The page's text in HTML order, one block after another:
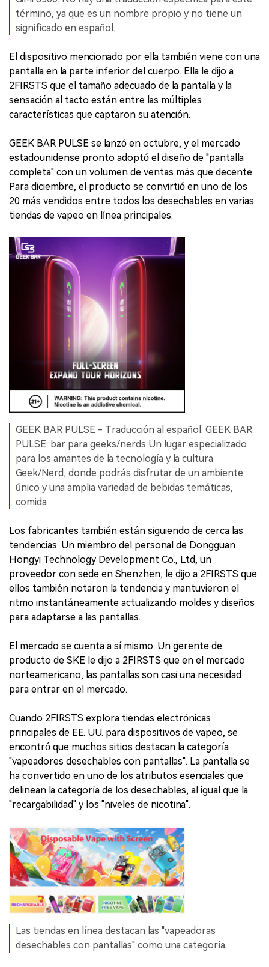
término, ya que es un nombre propio y no tiene un
significado en español.
El dispositivo mencionado por ella también viene con una
pantalla en la parte inferior del cuerpo. Ella le dijo a
2FIRSTS que el tamaño adecuado de la pantalla y la
sensación al tacto están entre las múltiples
características que captaron su atención.
GEEK BAR PULSE se lanzó en octubre, y el mercado
estadounidense pronto adoptó el diseño de "pantalla
completa" con un volumen de ventas más que decente.
Para diciembre, el producto se convirtió en uno de los
20 más vendidos entre todos los desechables en varias
tiendas de vapeo en línea principales.
GEEK BAR PULSE - Traducción al español: GEEK BAR
PULSE: bar para geeks/nerds Un lugar especializado
para los amantes de la tecnología y la cultura
Geek/Nerd, donde podrás disfrutar de un ambiente
único y una amplia variedad de bebidas temáticas,
comida
Los fabricantes también están siguiendo de cerca las
tendencias. Un miembro del personal de Dongguan
Hongyi Technology Development Co., Ltd, un
proveedor con sede en Shenzhen, le dijo a 2FIRSTS que
ellos también notaron la tendencia y mantuvieron el
ritmo instantáneamente actualizando moldes y diseños
para adaptarse a las pantallas.
El mercado se cuenta a sí mismo. Un gerente de
producto de SKE le dijo a 2FIRSTS que en el mercado
norteamericano, las pantallas son casi una necesidad
para entrar en el mercado.
Cuando 2FIRSTS explora tiendas electrónicas
principales de EE. UU. para dispositivos de vapeo, se
encontró que muchos sitios destacan la categoría
"vapeadores desechables con pantallas". La pantalla se
ha convertido en uno de los atributos esenciales que
delinean la categoría de los desechables, al igual que la
"recargabilidad" y los "niveles de nicotina".
Las tiendas en línea destacan las "vapeadoras
desechables con pantallas" como una categoría.